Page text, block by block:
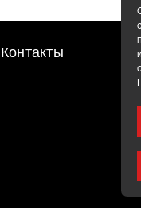
Контакты